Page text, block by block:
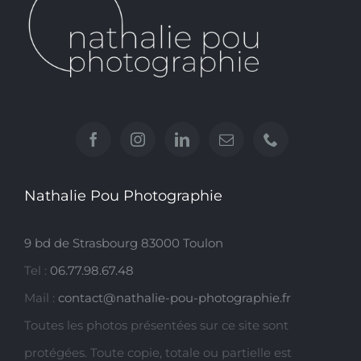
Nathalie Pou Photographie
9 bd de Strasbourg 83000 Toulon
Tel : 06.77.98.67.48
Mail : contact@nathalie-pou-photographie.fr
Toutes les photos présentées sur ce site sont
protégées. Toute copie, totale ou partielle est